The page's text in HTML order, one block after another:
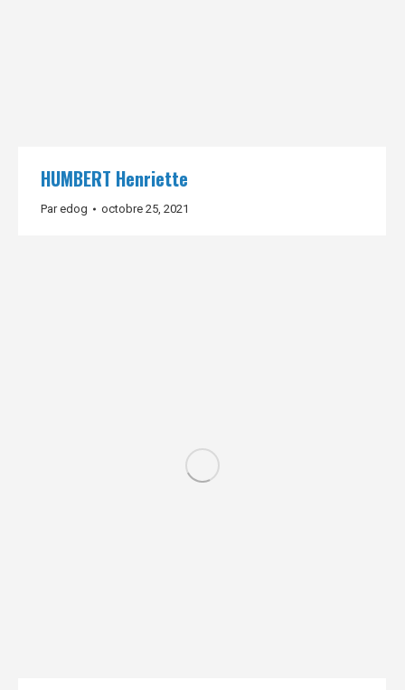
HUMBERT Henriette
Paredog octobre 25, 2021